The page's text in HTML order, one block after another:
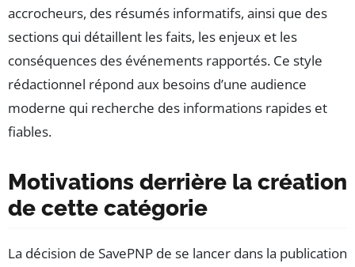
accrocheurs, des résumés informatifs, ainsi que des
sections qui détaillent les faits, les enjeux et les
conséquences des événements rapportés. Ce style
rédactionnel répond aux besoins d’une audience
moderne qui recherche des informations rapides et
fiables.
Motivations derrière la création
de cette catégorie
La décision de SavePNP de se lancer dans la publication